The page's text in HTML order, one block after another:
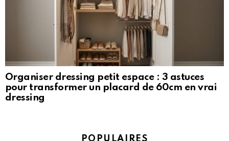
Organiser dressing petit espace : 3 astuces
pour transformer un placard de 60cm en vrai
dressing
POPULAIRES